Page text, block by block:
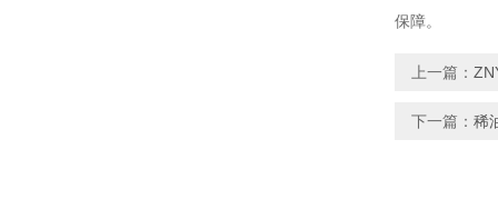
保障。
上一篇：
下一篇： 稀